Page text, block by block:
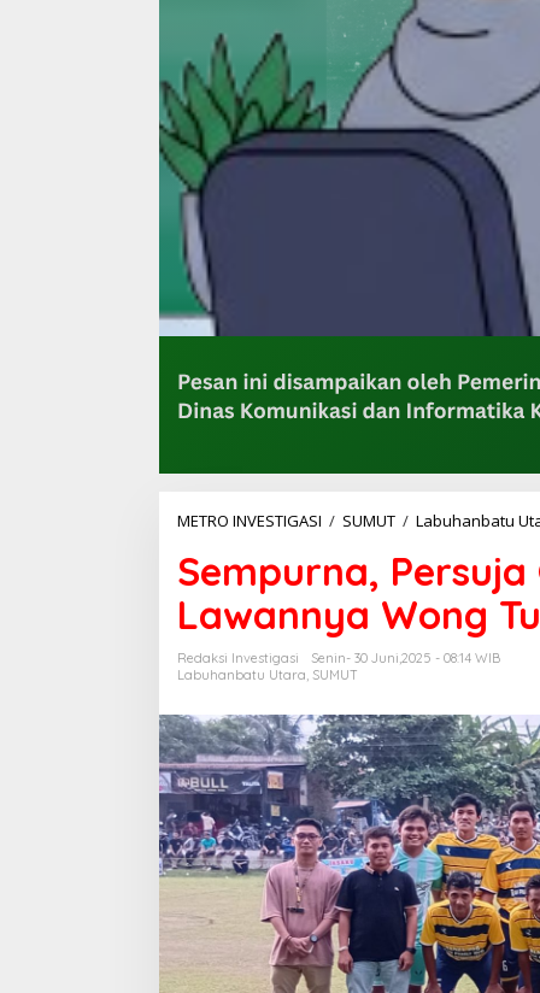
METRO INVESTIGASI / SUMUT / Labuhanbatu
Sempurna,
Lawannya Wong
Redaksi Investigasi
Senin- 30 Juni,2025 - 08:14 WIB
Labuhanbatu Utara SUMUT